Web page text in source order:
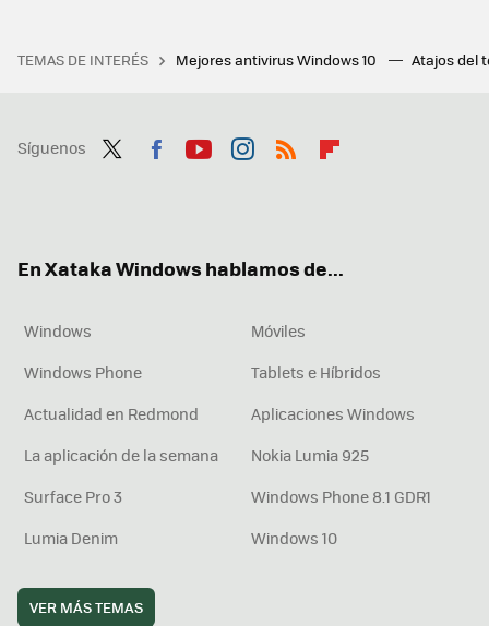
TEMAS DE INTERÉS Mejores antivirus Windows 10 Atajos del
Síguenos
En Xataka Windows hablamos de...
Windows
Móviles
Windows Phone
Tablets e Híbridos
Actualidad en Redmond
Aplicaciones Windows
La aplicación de la semana
Nokia Lumia 925
Surface Pro 3
Windows Phone 8.1 GDR1
Lumia Denim
Windows 10
VER MÁS TEMAS